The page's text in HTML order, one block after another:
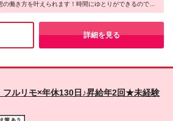
きる環境が整っている方を対象としています。
な人は大歓迎！／ 下記のスキルをお持ちの方 <
業務>経理、労務、業務効率化、採用の経験 <
キル>HTMLやCSSの知識、デザイン制作経
Platformなどでの開発経験 ★学歴不問、ブ
境設定が可能なもの）をご用意ください。
： 11以上（Microsoft公式要件を満たす
Mac： 公式サポート（OSアップデート）対象
リスクの観点から当社では使用できません。
器・ソフト ・セキュリティソフト ・有料の
が終了していないもの） ・パソコン用のWeb
の働き方を叶えられます！時間にゆとりができるので、
強などのスキルアップに時間を使えるようになった」と
多いのだとか。「仕事のやりがいとプライベートを両立
そんな想いをお持ちの方にピッタリの求人だと思いまし
詳細を見る
フルリモ×年休130日♪昇給年2回★未経験